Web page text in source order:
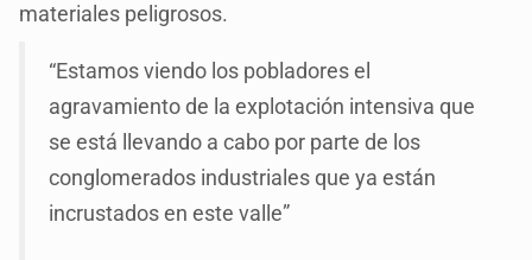
materiales peligrosos.
“Estamos viendo los pobladores el
agravamiento de la explotación intensiva que
se está llevando a cabo por parte de los
conglomerados industriales que ya están
incrustados en este valle”